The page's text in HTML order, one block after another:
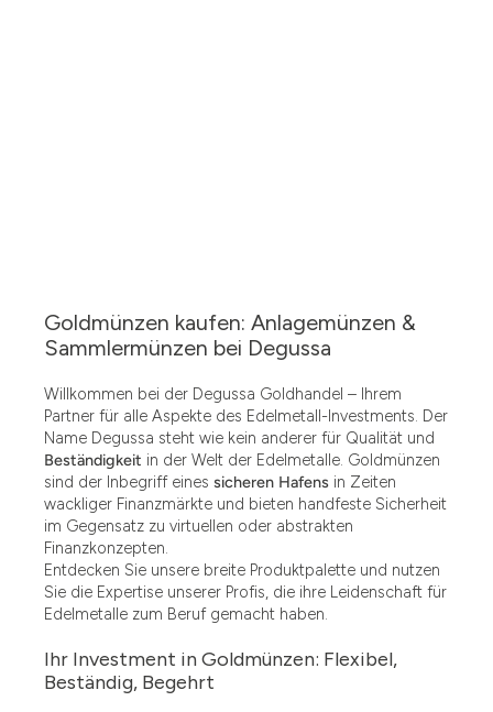
Goldmünzen kaufen: Anlagemünzen &
Sammlermünzen bei Degussa
Willkommen bei der Degussa Goldhandel – Ihrem
Partner für alle Aspekte des Edelmetall-Investments. Der
Name Degussa steht wie kein anderer für Qualität und
Beständigkeit in der Welt der Edelmetalle. Goldmünzen
sind der Inbegriff eines sicheren Hafens in Zeiten
wackliger Finanzmärkte und bieten handfeste Sicherheit
im Gegensatz zu virtuellen oder abstrakten
Finanzkonzepten.
Entdecken Sie unsere breite Produktpalette und nutzen
Sie die Expertise unserer Profis, die ihre Leidenschaft für
Edelmetalle zum Beruf gemacht haben.
Ihr Investment in Goldmünzen: Flexibel,
Beständig, Begehrt